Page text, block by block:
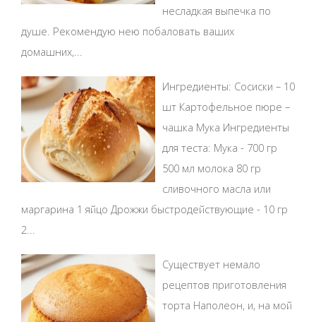
несладкая выпечка по
душе. Рекомендую нею побаловать ваших
домашних,...
Ингредиенты: Сосиски – 10
шт Картофельное пюре –
чашка Мука Ингредиенты
для теста: Мука - 700 гр
500 мл молока 80 гр
сливочного масла или
маргарина 1 яйцо Дрожжи быстродействующие - 10 гр
2...
Существует немало
рецептов приготовления
торта Наполеон, и, на мой